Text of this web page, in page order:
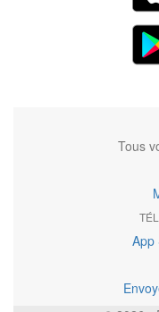
Tous
App